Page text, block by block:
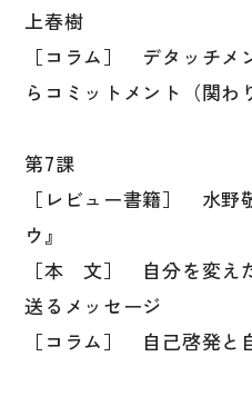
上春樹
［コラム］ デタッチメ
らコミットメント（関わ
第7課
［レビュー書籍］ 水野
ウ』
［本 文］ 自分を変え
送るメッセージ
［コラム］ 自己啓発と